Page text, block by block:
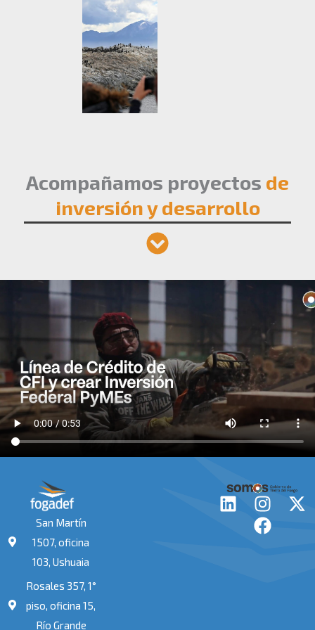
Acompañamos proyectos de
inversión y desarrollo
San Martín
1507, oficina
103, Ushuaia
Rosales 357, 1°
piso, oficina 15,
Río Grande
L
I
n
s
X
F
a
c